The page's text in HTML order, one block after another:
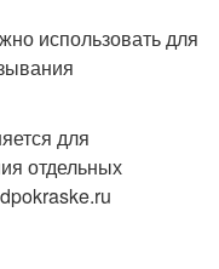
использовать для
для
отдельных